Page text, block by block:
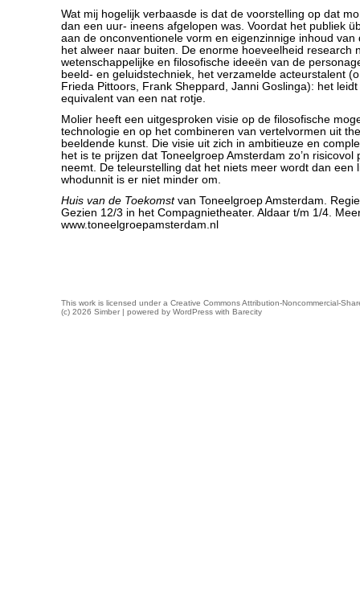
Wat mij hogelijk verbaasde is dat de voorstelling op dat
dan een uur- ineens afgelopen was. Voordat het publiek
aan de onconventionele vorm en eigenzinnige inhoud van
het alweer naar buiten. De enorme hoeveelheid research
wetenschappelijke en filosofische ideeën van de
beeld- en geluidstechniek, het verzamelde acteurstalent
Frieda Pittoors, Frank Sheppard, Janni Goslinga): het
equivalent van een nat rotje.
Molier heeft een uitgesproken visie op de filosofische
technologie en op het combineren van vertelvormen uit
beeldende kunst. Die visie uit zich in ambitieuze en
het is te prijzen dat Toneelgroep Amsterdam zo’n risicovol
neemt. De teleurstelling dat het niets meer wordt dan een
whodunnit is er niet minder om.
Huis van de Toekomstvan Toneelgroep Amsterdam.
Gezien 12/3 in het Compagnietheater. Aldaar t/m 1/4.
www.toneelgroepamsterdam.nl
This work is licensed under a Creative Commons Attribution-Noncommercial-
(c) 2026 Simber | powered by WordPress with Barecity